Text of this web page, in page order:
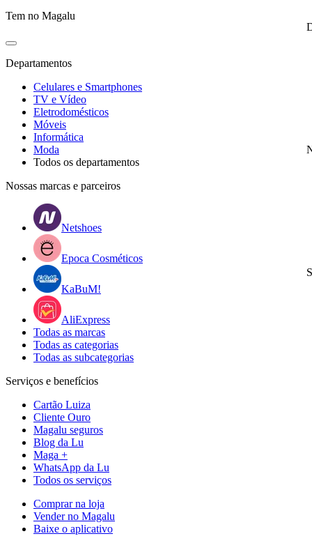
Tem no Magalu
Departamentos
Celulares e Smartphones
TV e Vídeo
Eletrodomésticos
Móveis
Informática
Moda
Todos os departamentos
Nossas marcas e parceiros
Netshoes
Epoca Cosméticos
KaBuM!
AliExpress
Todas as marcas
Todas as categorias
Todas as subcategorias
Serviços e benefícios
Cartão Luiza
Cliente Ouro
Magalu seguros
Blog da Lu
Maga +
WhatsApp da Lu
Todos os serviços
Comprar na loja
Vender no Magalu
Baixe o aplicativo